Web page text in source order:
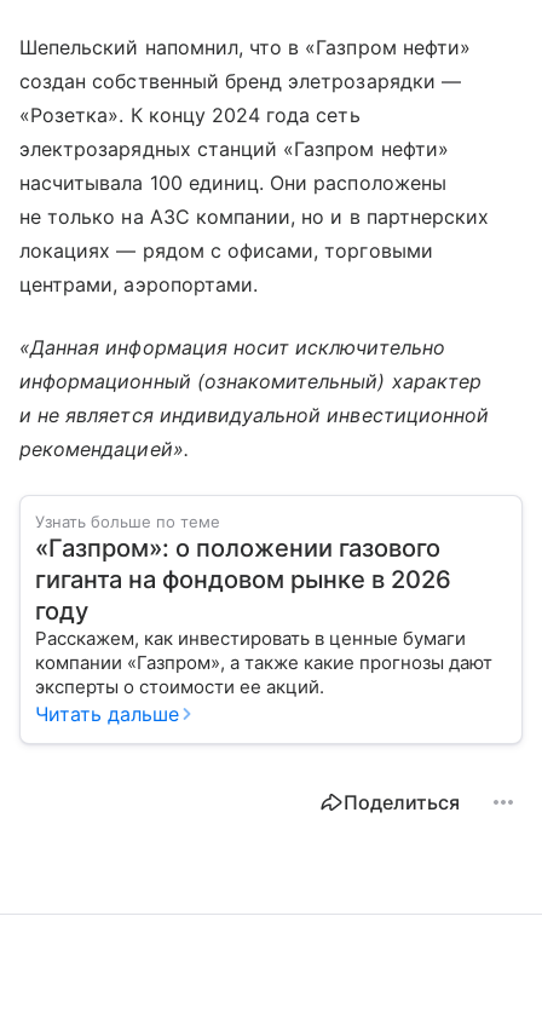
Шепельский напомнил, что в «Газпром нефти»
создан собственный бренд элетрозарядки —
«Розетка». К концу 2024 года сеть
электрозарядных станций «Газпром нефти»
насчитывала 100 единиц. Они расположены
не только на АЗС компании, но и в партнерских
локациях — рядом с офисами, торговыми
центрами, аэропортами.
«Данная информация носит исключительно
информационный (ознакомительный) характер
и не является индивидуальной инвестиционной
рекомендацией».
Узнать больше по теме
«Газпром»: о положении газового
гиганта на фондовом рынке в 2026
году
Расскажем, как инвестировать в ценные бумаги
компании «Газпром», а также какие прогнозы дают
эксперты о стоимости ее акций.
Читать дальше
Поделиться